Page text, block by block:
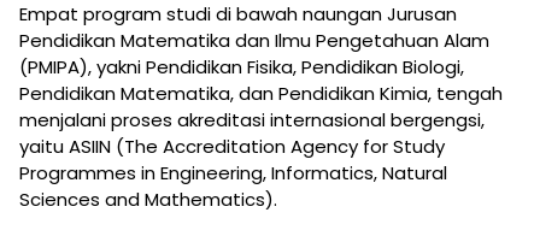
Empat program studi di bawah naungan Jurusan
Pendidikan Matematika dan Ilmu Pengetahuan Alam
(PMIPA), yakni Pendidikan Fisika, Pendidikan Biologi,
Pendidikan Matematika, dan Pendidikan Kimia, tengah
menjalani proses akreditasi internasional bergengsi,
yaitu ASIIN (The Accreditation Agency for Study
Programmes in Engineering, Informatics, Natural
Sciences and Mathematics).